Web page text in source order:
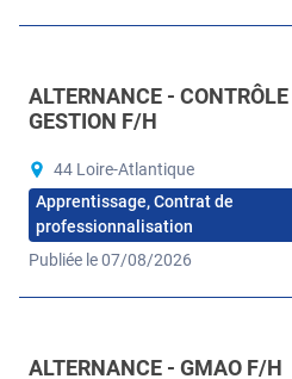
ALTERNANCE - CONTRÔLE
GESTION F/H
44 Loire-Atlantique
Apprentissage, Contrat de
professionnalisation
Publiée le 07/08/2026
ALTERNANCE - GMAO F/H